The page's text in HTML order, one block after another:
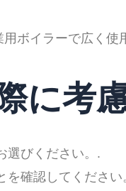
ボイラーで広く
に考
選びください。.
を確認してください